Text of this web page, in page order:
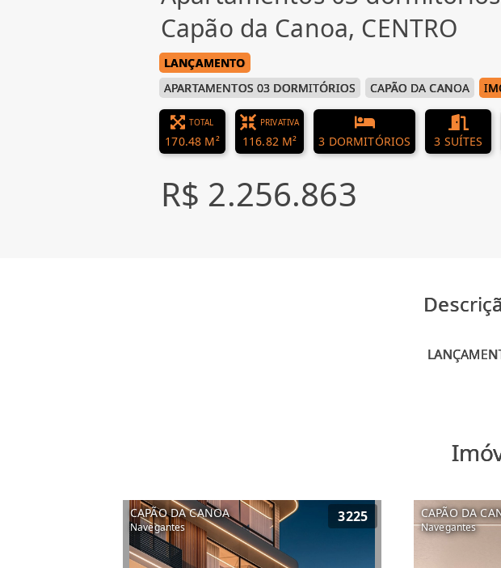
Capão da Canoa, CENTRO
LANÇAMENTO
APARTAMENTOS 03 DORMITÓRIOS
CAPÃO DA CANOA
TOTAL
170.48 M²
PRIVATIVA
116.82 M² 3 DORMITÓRIOS 3 SUÍTES
R$ 2.256.863
CAPÃO DA CANOA
Navegantes
3225 CAPÃO DA
Navegantes